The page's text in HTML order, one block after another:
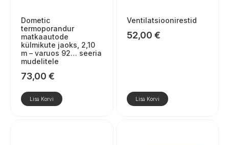
Dometic
termoporandur
matkaautode
külmikute jaoks, 2,10
m – varuos 92… seeria
mudelitele
73,00 €
Lisa Korvi
Ventilatsioonirestid
52,00 €
Lisa Korvi